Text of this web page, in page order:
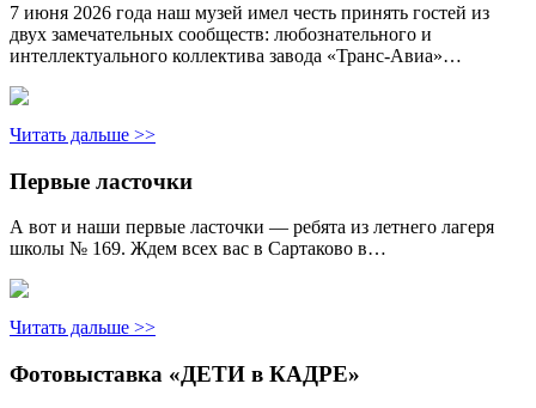
7 июня 2026 года наш музей имел честь принять гостей из
двух замечательных сообществ: любознательного и
интеллектуального коллектива завода «Транс-Авиа»…
Читать дальше >>
Первые ласточки
А вот и наши первые ласточки — ребята из летнего лагеря
школы № 169. Ждем всех вас в Сартаково в…
Читать дальше >>
Фотовыставка «ДЕТИ в КАДРЕ»